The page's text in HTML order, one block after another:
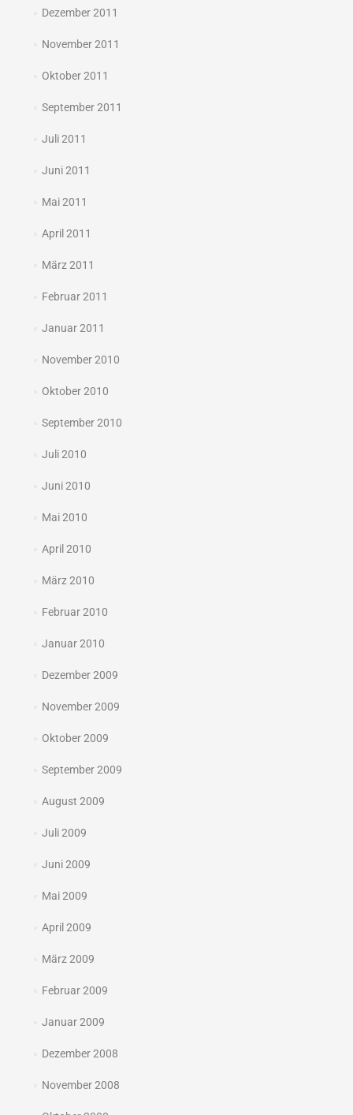
Dezember 2011
November 2011
Oktober 2011
September 2011
Juli 2011
Juni 2011
Mai 2011
April 2011
März 2011
Februar 2011
Januar 2011
November 2010
Oktober 2010
September 2010
Juli 2010
Juni 2010
Mai 2010
April 2010
März 2010
Februar 2010
Januar 2010
Dezember 2009
November 2009
Oktober 2009
September 2009
August 2009
Juli 2009
Juni 2009
Mai 2009
April 2009
März 2009
Februar 2009
Januar 2009
Dezember 2008
November 2008